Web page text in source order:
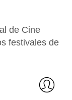
de Cine
festivales de